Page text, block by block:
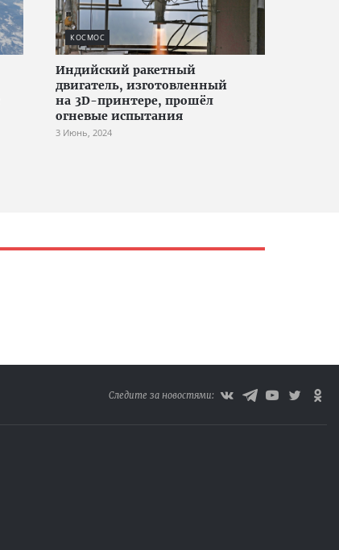
КОСМОС
Индийский ракетный
двигатель, изготовленный
на 3D-принтере, прошёл
огневые испытания
3 Июнь, 2024
Следите за новостями: